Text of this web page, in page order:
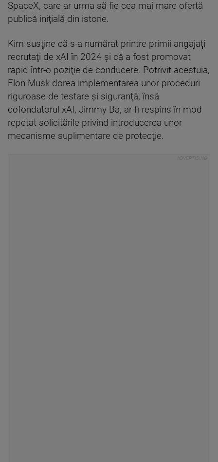
SpaceX, care ar urma să fie cea mai mare ofertă
publică iniţială din istorie.
Kim susţine că s-a numărat printre primii angajaţi
recrutaţi de xAI în 2024 şi că a fost promovat
rapid într-o poziţie de conducere. Potrivit acestuia,
Elon Musk dorea implementarea unor proceduri
riguroase de testare şi siguranţă, însă
cofondatorul xAI, Jimmy Ba, ar fi respins în mod
repetat solicitările privind introducerea unor
mecanisme suplimentare de protecţie.